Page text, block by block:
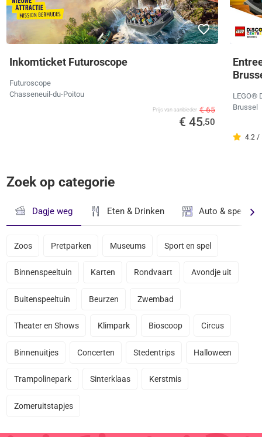
Inkomticket Futuroscope
Futuroscope
Chasseneuil-du-Poitou
Prijs van aanbieder € 65
€ 45,50
LEGO®
Brussel
4.2 /
Zoek op categorie
Dagje weg Eten & Drinken Auto &
Zoos Pretparken Museums Sport en spel
Binnenspeeltuin Karten Rondvaart Avondje uit
Buitenspeeltuin Beurzen Zwembad
Theater en Shows Klimpark Bioscoop Circus
Binnenuitjes Concerten Stedentrips Halloween
Trampolinepark Sinterklaas Kerstmis
Zomeruitstapjes